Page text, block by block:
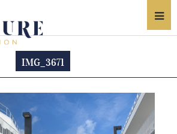
IMG_3671